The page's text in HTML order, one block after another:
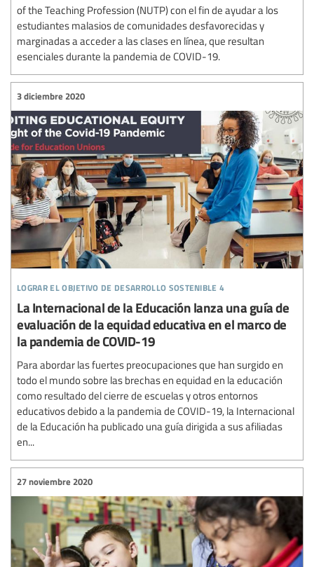
of the Teaching Profession (NUTP) con el fin de ayudar a los
estudiantes malasios de comunidades desfavorecidas y
marginadas a acceder a las clases en línea, que resultan
esenciales durante la pandemia de COVID-19.
lograr el objetivo de desarrollo sostenible 4
3 diciembre 2020
La Internacional de la Educación lanza una guía de
evaluación de la equidad educativa en el marco de
la pandemia de COVID-19
Para abordar las fuertes preocupaciones que han surgido en
todo el mundo sobre las brechas en equidad en la educación
como resultado del cierre de escuelas y otros entornos
educativos debido a la pandemia de COVID-19, la Internacional
de la Educación ha publicado una guía dirigida a sus afiliadas
en...
27 noviembre 2020